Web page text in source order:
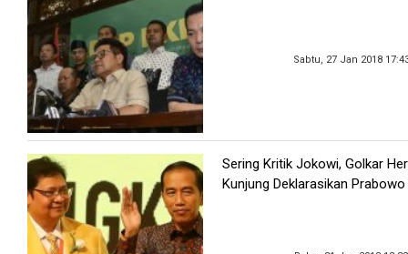
Sabtu, 27 Jan 2018
Sering Kritik Jokowi, Golkar
Kunjung Deklarasikan